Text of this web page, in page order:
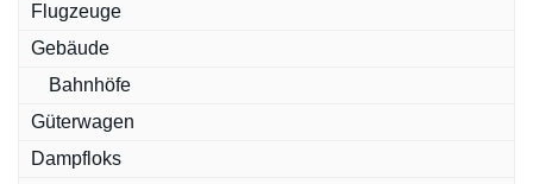
Flugzeuge
Gebäude
Bahnhöfe
Güterwagen
Dampfloks